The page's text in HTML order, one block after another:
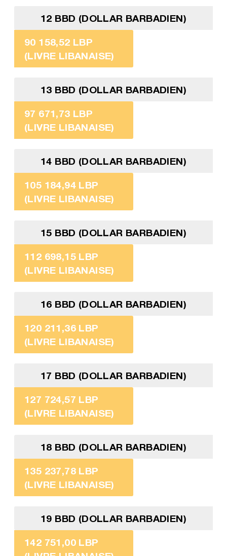
12 BBD (DOLLAR BARBADIEN)
90 158,52 LBP
(LIVRE LIBANAISE)
13 BBD (DOLLAR BARBADIEN)
97 671,73 LBP
(LIVRE LIBANAISE)
14 BBD (DOLLAR BARBADIEN)
105 184,94 LBP
(LIVRE LIBANAISE)
15 BBD (DOLLAR BARBADIEN)
112 698,15 LBP
(LIVRE LIBANAISE)
16 BBD (DOLLAR BARBADIEN)
120 211,36 LBP
(LIVRE LIBANAISE)
17 BBD (DOLLAR BARBADIEN)
127 724,57 LBP
(LIVRE LIBANAISE)
18 BBD (DOLLAR BARBADIEN)
135 237,78 LBP
(LIVRE LIBANAISE)
19 BBD (DOLLAR BARBADIEN)
142 751,00 LBP